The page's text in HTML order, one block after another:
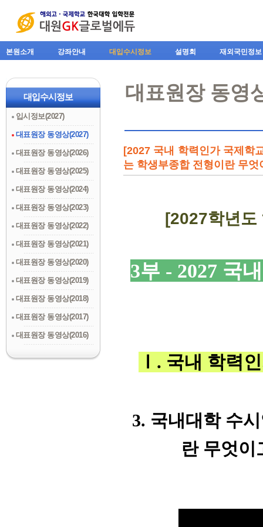
본원소개 강좌안내 대입수시정보 설명회 재외국민정보
대입수시정보
입시정보(2027)
대표원장 동영상(2027)
대표원장 동영상(2026)
대표원장 동영상(2025)
대표원장 동영상(2024)
대표원장 동영상(2023)
대표원장 동영상(2022)
대표원장 동영상(2021)
대표원장 동영상(2020)
대표원장 동영상(2019)
대표원장 동영상(2018)
대표원장 동영상(2017)
대표원장 동영상(2016)
대표원장 동영
[2027 국내 학력인가 국제학
는 학생부종합 전형이란 무
[2027학년도
3부 - 2027 국
Ⅰ. 국내 학력
3. 국내대학 수
란 무엇이